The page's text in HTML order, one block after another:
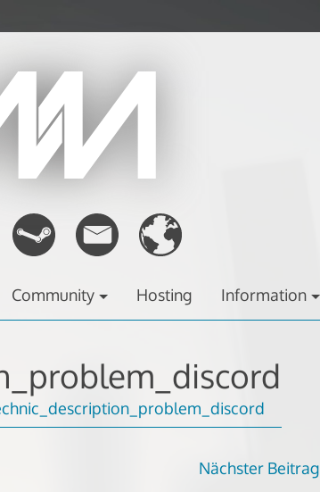
Community Hosting Information
Nächster Beitrag